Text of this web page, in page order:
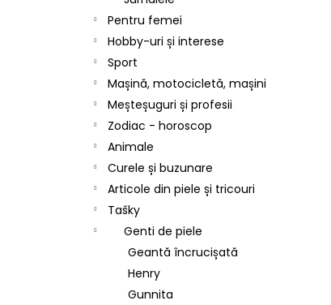
Pentru femei
Hobby-uri și interese
Sport
Mașină, motocicletă, mașini
Meșteșuguri și profesii
Zodiac - horoscop
Animale
Curele și buzunare
Articole din piele și tricouri
Tašky
Genti de piele
Geantă încrucișată
Henry
Gunnita